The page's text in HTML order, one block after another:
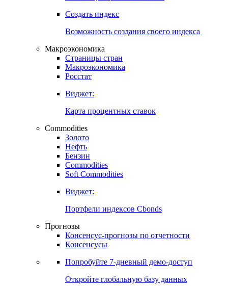
Курсы валют Центральных Банков
Ставки центральных банков
Создать индекс
Возможность создания своего индекса
Страницы стран
Росстат
Виджет:
Карта процентных ставок
Commodities
Золото
Бензин
Soft Commodities
Виджет:
Портфели индексов Cbonds
Прогнозы
Консенсусы